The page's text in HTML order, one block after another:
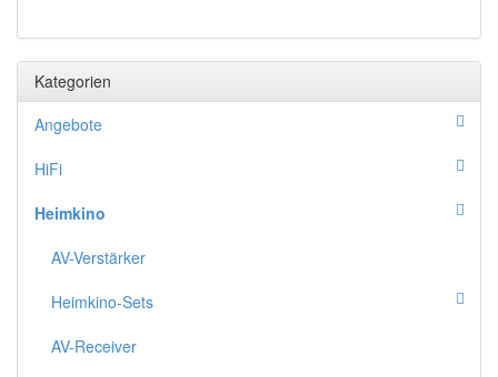
Kategorien
Angebote
HiFi
Heimkino
AV-Verstärker
Heimkino-Sets
AV-Receiver